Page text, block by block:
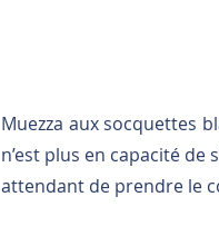
Muezza aux socquettes
n’est plus en capacité de
attendant de prendre le